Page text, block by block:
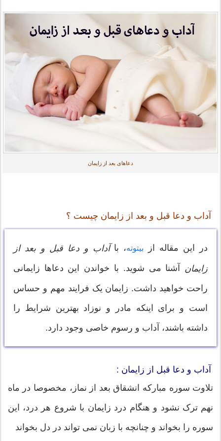
دعاهای بعد از زایمان
آداب و دعا قبل و بعد از زایمان چیست ؟
در این مقاله از بیتوته، باآداب و دعا قبل و بعد از
زایمان آشنا می شوید. با خواندن این دعاها زایمانی
راحت خواهید داشت. زایمان یک فرایند مهم و حساس
است و برای اینکه مادر و نوزاد بهترین شرایط را
داشته باشند، آداب و رسوم خاصی وجود دارد.
آداب و دعا قبل از زایمان :
تلاوت سوره مبارکه انشقاق بعد از نماز، مخصوصا در ماه
نهم ترک نشود و هنگام درد زایمان با شروع هر درد، این
سوره را بخواند و چنانچه با زبان نمی تواند در دل بخواند